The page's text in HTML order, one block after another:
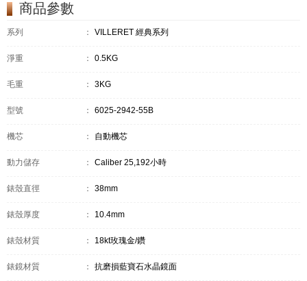
商品參數
系列 ： VILLERET 經典系列
淨重 ： 0.5KG
毛重 ： 3KG
型號 ： 6025-2942-55B
機芯 ： 自動機芯
動力儲存 ： Caliber 25,192小時
錶殼直徑 ： 38mm
錶殼厚度 ： 10.4mm
錶殼材質 ： 18kt玫瑰金/鑽
錶鏡材質 ： 抗磨損藍寶石水晶鏡面